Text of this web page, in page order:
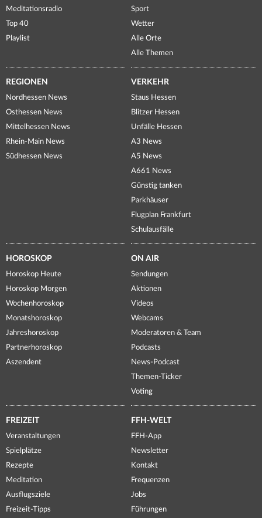
Meditationsradio
Top 40
Playlist
Sport
Wetter
Alle Orte
Alle Themen
REGIONEN
Nordhessen News
Osthessen News
Mittelhessen News
Rhein-Main News
Südhessen News
VERKEHR
Staus Hessen
Blitzer Hessen
Unfälle Hessen
A3 News
A5 News
A661 News
Günstig tanken
Parkhäuser
Flugplan Frankfurt
Schulausfälle
HOROSKOP
Horoskop Heute
Horoskop Morgen
Wochenhoroskop
Monatshoroskop
Jahreshoroskop
Partnerhoroskop
Aszendent
ON AIR
Sendungen
Aktionen
Videos
Webcams
Moderatoren & Team
Podcasts
News-Podcast
Themen-Ticker
Voting
FREIZEIT
Veranstaltungen
Spielplätze
Rezepte
Meditation
Ausflugsziele
Freizeit-Tipps
FFH-WELT
FFH-App
Newsletter
Kontakt
Frequenzen
Jobs
Führungen